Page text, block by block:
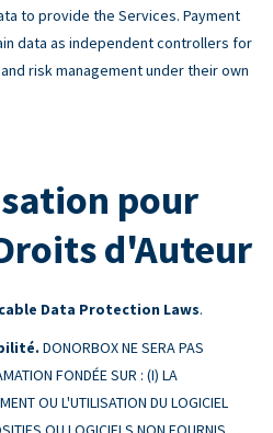
to provide the Services. Payment
data as independent controllers for
risk management under their own
pour
d'Auteur
Data Protection Laws.
DONORBOX NE SERA PAS
FONDÉE SUR : (I) LA
OU L'UTILISATION DU LOGICIEL